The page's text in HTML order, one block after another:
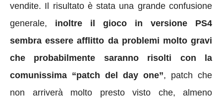
vendite. Il risultato è stata una grande confusione
generale, inoltre il gioco in versione PS4
sembra essere afflitto da problemi molto gravi
che probabilmente saranno risolti con la
comunissima “patch del day one”, patch che
non arriverà molto presto visto che, almeno